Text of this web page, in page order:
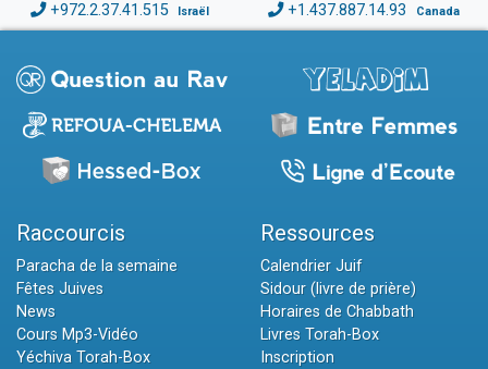
+972.2.37.41.515 Israël +1.437.887.14.93 Canada
Raccourcis
Paracha de la semaine
Fêtes Juives
News
Cours Mp3-Vidéo
Yéchiva Torah-Box
Ressources
Calendrier Juif
Sidour (livre de prière)
Horaires de Chabbath
Livres Torah-Box
Inscription